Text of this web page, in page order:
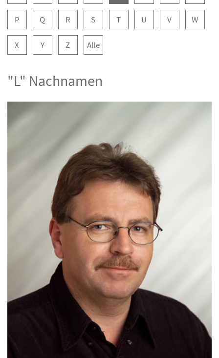
P Q R S T U V W
X Y Z Alle
"L" Nachnamen